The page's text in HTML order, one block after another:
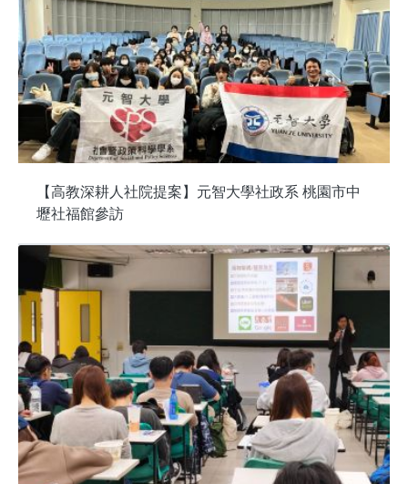
【高教深耕人社院提案】元智大學社政系 桃園市中
壢社福館參訪